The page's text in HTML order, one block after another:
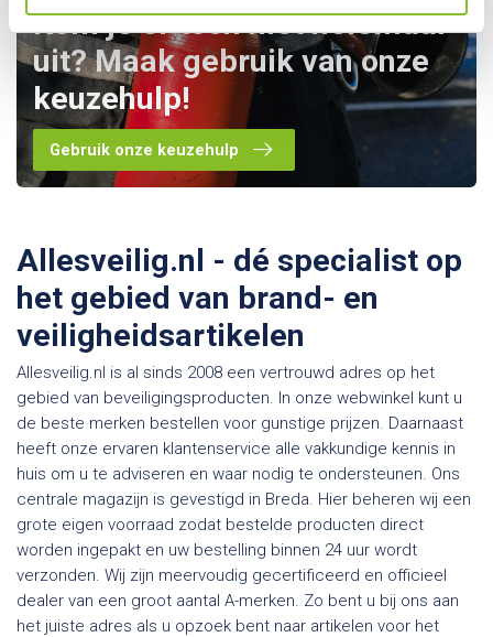
Kom je er toch niet helemaal
uit? Maak gebruik van onze
keuzehulp!
Gebruik onze keuzehulp
Allesveilig.nl - dé specialist op
het gebied van brand- en
veiligheidsartikelen
Allesveilig.nl is al sinds 2008 een vertrouwd adres op het
gebied van beveiligingsproducten. In onze webwinkel kunt u
de beste merken bestellen voor gunstige prijzen. Daarnaast
heeft onze ervaren klantenservice alle vakkundige kennis in
huis om u te adviseren en waar nodig te ondersteunen. Ons
centrale magazijn is gevestigd in Breda. Hier beheren wij een
grote eigen voorraad zodat bestelde producten direct
worden ingepakt en uw bestelling binnen 24 uur wordt
verzonden. Wij zijn meervoudig gecertificeerd en officieel
dealer van een groot aantal A-merken. Zo bent u bij ons aan
het juiste adres als u opzoek bent naar artikelen voor het